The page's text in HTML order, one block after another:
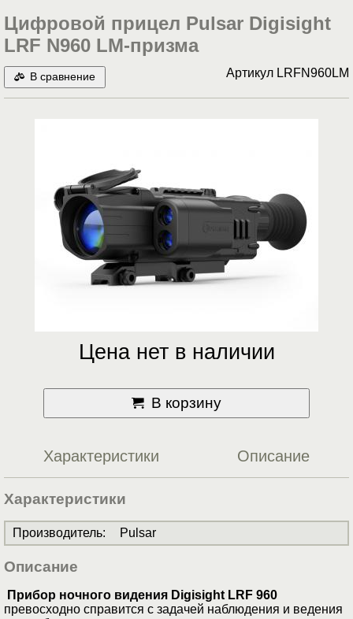
Цифровой прицел Pulsar Digisight
LRF N960 LM-призма
В сравнение Артикул LRFN960LM
Цена нет в наличии
В корзину
Характеристики Описание
Характеристики
Производитель: Pulsar
Описание
Прибор ночного видения Digisight LRF 960
превосходно справится с задачей наблюдения и ведения